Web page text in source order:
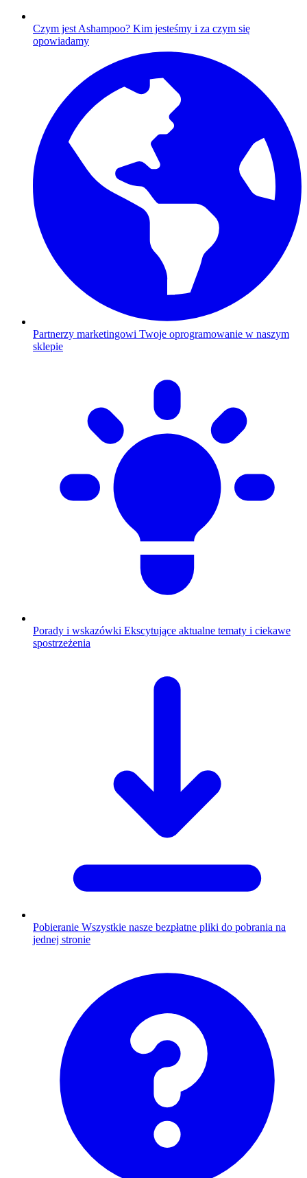
Czym jest Ashampoo? Kim jesteśmy i za czym się
opowiadamy
Partnerzy marketingowi Twoje oprogramowanie w naszym
sklepie
Porady i wskazówki Ekscytujące aktualne tematy i ciekawe
spostrzeżenia
Pobieranie Wszystkie nasze bezpłatne pliki do pobrania na
jednej stronie